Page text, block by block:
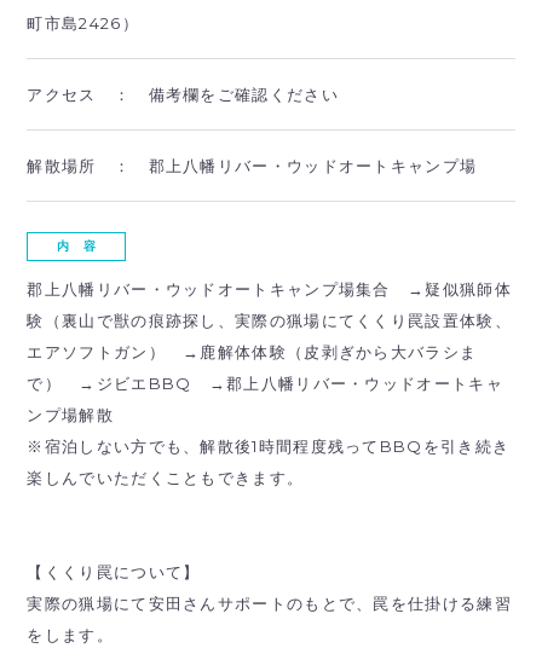
町市島2426）
アクセス ： 備考欄をご確認ください
解散場所 ： 郡上八幡リバー・ウッドオートキャンプ場
内 容
郡上八幡リバー・ウッドオートキャンプ場集合 →疑似猟師体
験（裏山で獣の痕跡探し、実際の猟場にてくくり罠設置体験、
エアソフトガン） →鹿解体体験（皮剥ぎから大バラシま
で） →ジビエBBQ →郡上八幡リバー・ウッドオートキャ
ンプ場解散
※宿泊しない方でも、解散後1時間程度残ってBBQを引き続き
楽しんでいただくこともできます。
【くくり罠について】
実際の猟場にて安田さんサポートのもとで、罠を仕掛ける練習
をします。